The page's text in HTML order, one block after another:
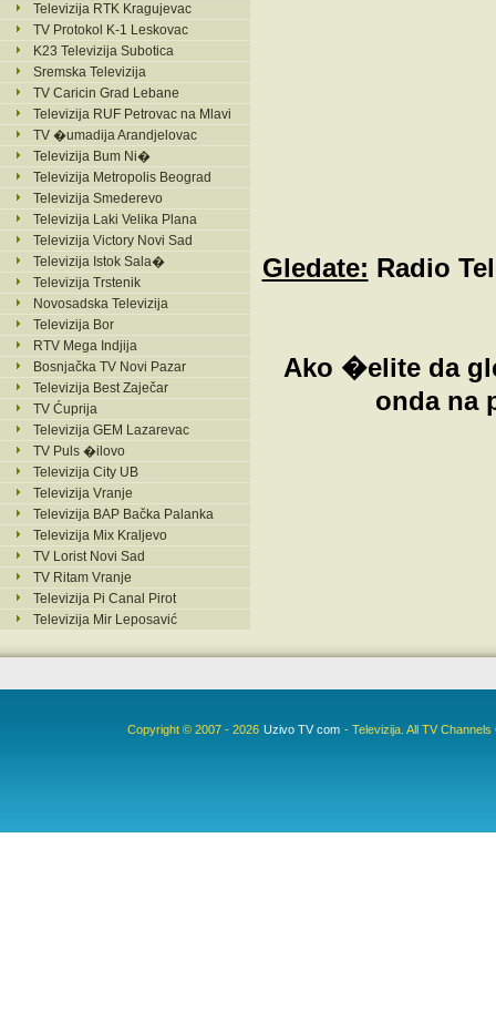
Televizija RTK Kragujevac
TV Protokol K-1 Leskovac
K23 Televizija Subotica
Sremska Televizija
TV Caricin Grad Lebane
Televizija RUF Petrovac na Mlavi
TV �umadija Arandjelovac
Televizija Bum Ni�
Televizija Metropolis Beograd
Televizija Smederevo
Televizija Laki Velika Plana
Televizija Victory Novi Sad
Televizija Istok Sala�
Televizija Trstenik
Novosadska Televizija
Televizija Bor
RTV Mega Indjija
Bosnjačka TV Novi Pazar
Televizija Best Zaječar
TV Ćuprija
Televizija GEM Lazarevac
TV Puls �ilovo
Televizija City UB
Televizija Vranje
Televizija BAP Bačka Palanka
Televizija Mix Kraljevo
TV Lorist Novi Sad
TV Ritam Vranje
Televizija Pi Canal Pirot
Televizija Mir Leposavić
Gledate: Radio
Ako �elite da
onda na
Copyright © 2007 - 2026 Uzivo TV com - Televizija. All TV